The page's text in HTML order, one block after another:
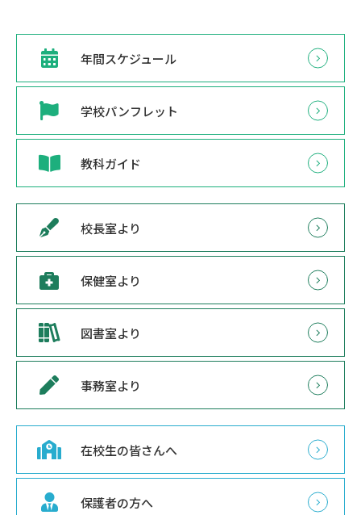
年間スケジュール
学校パンフレット
教科ガイド
校長室より
保健室より
図書室より
事務室より
在校生の皆さんへ
保護者の方へ